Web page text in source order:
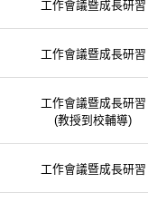
工作會議暨成長研習
工作會議暨成長研習
工作會議暨成長研習
(教授到校輔導)
工作會議暨成長研習